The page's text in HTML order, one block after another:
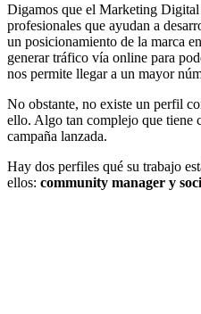
Digamos que el Marketing Digital
profesionales que ayudan a
un posicionamiento de la marca
generar tráfico vía online para
nos permite llegar a un mayor
No obstante, no existe un perfil
ello. Algo tan complejo que tiene
campaña lanzada.
Hay dos perfiles qué su trabajo
ellos: community manager y